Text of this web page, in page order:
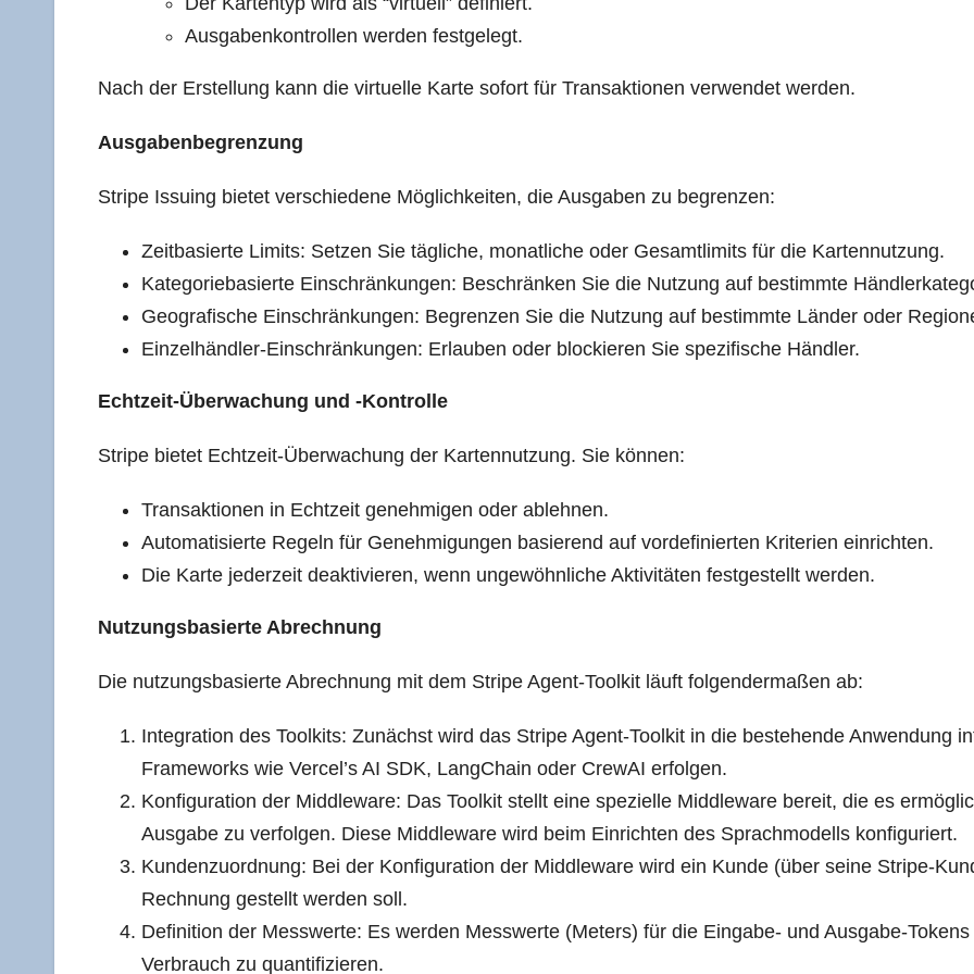
Aus­ga­ben­kon­trol­len wer­den festgelegt.
Nach der Erstel­lung kann die vir­tu­el­le Kar­te sofort für Trans­ak­tio­nen ver­wen­det werden.
Aus­ga­ben­be­gren­zung
Stri­pe Issuing bie­tet ver­schie­de­ne Mög­lich­kei­ten, die Aus­ga­ben zu begrenzen:
Zeit­ba­sier­te Limits: Set­zen Sie täg­li­che, monat­li­che oder Gesamt­li­mits für die Kartennutzung.
Kate­go­rie­ba­sier­te Ein­schrän­kun­gen: Beschrän­ken Sie die Nut­zung auf bestimm­te
Geo­gra­fi­sche Ein­schrän­kun­gen: Begren­zen Sie die Nut­zung auf bestimm­te Län­der oder
Ein­zel­händ­ler-Ein­schrän­kun­gen: Erlau­ben oder blo­ckie­ren Sie spe­zi­fi­sche Händler.
Echt­zeit-Über­wa­chung und ‑Kon­trol­le
Stri­pe bie­tet Echt­zeit-Über­wa­chung der Kar­ten­nut­zung. Sie können:
Trans­ak­tio­nen in Echt­zeit geneh­mi­gen oder ablehnen.
Auto­ma­ti­sier­te Regeln für Geneh­mi­gun­gen basie­rend auf vor­de­fi­nier­ten Kri­te­ri­en einrichten.
Die Kar­te jeder­zeit deak­ti­vie­ren, wenn unge­wöhn­li­che Akti­vi­tä­ten fest­ge­stellt werden.
Nut­zungs­ba­sier­te Abrechnung
Die nut­zungs­ba­sier­te Abrech­nung mit dem Stri­pe Agent-Tool­kit läuft fol­gen­der­ma­ßen ab:
Inte­gra­ti­on des Tool­kits: Zunächst wird das Stri­pe Agent-Tool­kit in die bestehen­de Anwen­dung
Frame­works wie Vercel’s AI SDK, Lang­Chain oder Cre­wAI erfolgen.
Kon­fi­gu­ra­ti­on der Midd­le­wa­re: Das Tool­kit stellt eine spe­zi­el­le Midd­le­wa­re bereit, die es
Aus­ga­be zu ver­fol­gen. Die­se Midd­le­wa­re wird beim Ein­rich­ten des Sprach­mo­dells konfiguriert.
Kun­den­zu­ord­nung: Bei der Kon­fi­gu­ra­ti­on der Midd­le­wa­re wird ein Kun­de (über sei­ne Stri­pe-
Rech­nung gestellt wer­den soll.
Defi­ni­ti­on der Mess­wer­te: Es wer­den Mess­wer­te (Meters) für die Ein­ga­be- und Aus­ga­be-
Ver­brauch zu quantifizieren.